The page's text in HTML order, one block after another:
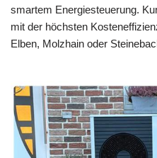
smartem Energiesteuerung.
mit der höchsten
Elben, Molzhain oder